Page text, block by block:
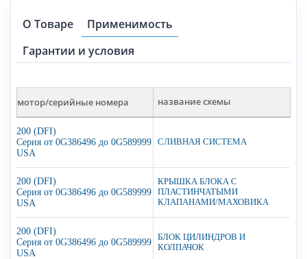
О Товаре
Применимость
Гарантии и условия
мотор/серийные номера название схемы
200 (DFI)
Серия от 0G386496 до 0G589999
USA
СЛИВНАЯ СИСТЕМА
200 (DFI)
Серия от 0G386496 до 0G589999
USA
КРЫШКА БЛОКА С
ПЛАСТИНЧАТЫМИ
КЛАПАНАМИ/МАХОВИКА
200 (DFI)
Серия от 0G386496 до 0G589999
USA
БЛОК ЦИЛИНДРОВ И
КОЛПАЧОК